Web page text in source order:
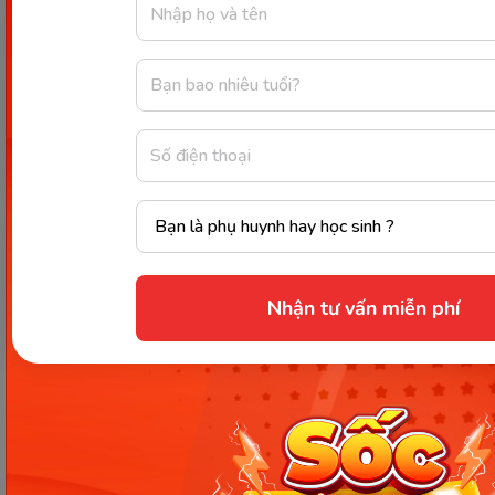
Nhận tư vấn miễn phí
Một số ghế ăn dặm bằng nhựa có chỗ ngồi khá
Cả 2 loại ghế ăn dặm này đều có những ưu điểm và
hạn chế riêng. Vì vậy, các bậc phụ huynh nên lựa
chọn sản phẩm phù hợp nhất tùy theo nhu cầu,
phương pháp ăn dặm, độ tuổi của trẻ. Đối với
những gia đình có diện tích nhà nhỏ thì nên sử
dụng ghế ăn dặm bằng nhựa do ghế
dàng gấp gọn và giúp tiết kiệm không gian.
ghế ăn dặm bằng gỗ do ghế có thiết kế chắc chắn,
giúp đảm bảo an toàn khi con sử dụng ghế. Đặc
biệt, nếu con ăn dặm theo
phương pháp ăn dặm
thì ba mẹ nên lựa chọn ghế ăn
dặm bằng nhựa do phần khay ăn có thể dễ dàng